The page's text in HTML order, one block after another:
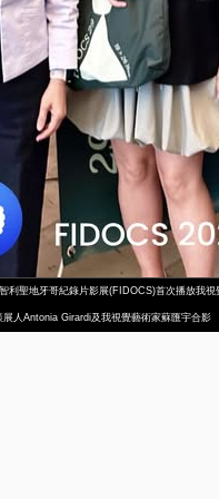
利聖地牙哥紀錄片影展(FIDOCS)首次播放我視
人Antonia Girardi及我視覺藝術家蘇匯宇合影